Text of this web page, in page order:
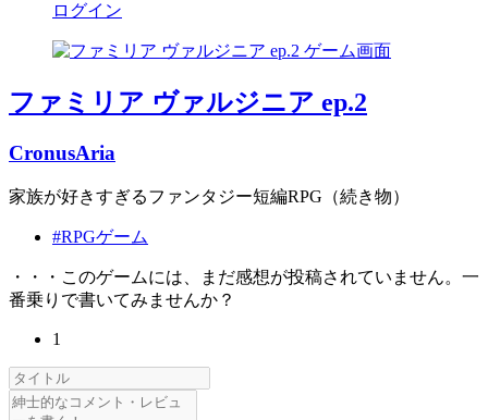
ログイン
ファミリア ヴァルジニア ep.2
CronusAria
家族が好きすぎるファンタジー短編RPG（続き物）
#RPGゲーム
・・・このゲームには、まだ感想が投稿されていません。一
番乗りで書いてみませんか？
1